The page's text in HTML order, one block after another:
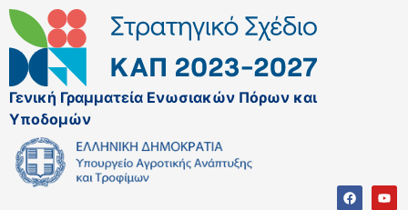
Γενική Γραμματεία Ενωσιακών Πόρων και
Υποδομών